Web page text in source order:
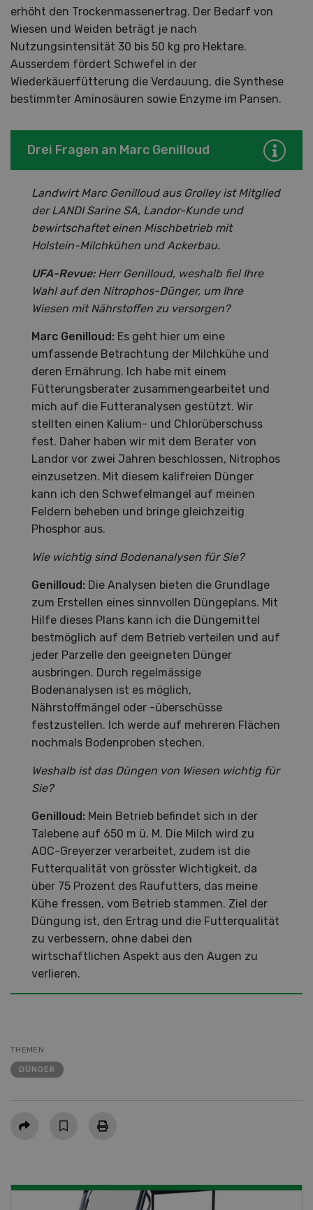
erhöht den Trockenmassenertrag. Der Bedarf von
Wiesen und Weiden beträgt je nach
Nutzungsintensität 30 bis 50 kg pro Hektare.
Ausserdem fördert Schwefel in der
Wiederkäuerfütterung die Verdauung, die Synthese
bestimmter Aminosäuren sowie Enzyme im Pansen.
Drei Fragen an Marc Genilloud
Landwirt Marc Genilloud aus Grolley ist Mitglied
der LANDI Sarine SA, Landor-Kunde und
bewirtschaftet einen Mischbetrieb mit
Holstein-Milchkühen und Ackerbau.
UFA-Revue: Herr Genilloud, weshalb fiel Ihre
Wahl auf den Nitrophos-Dünger, um Ihre
Wiesen mit Nährstoffen zu versorgen?
Marc Genilloud: Es geht hier um eine
umfassende Betrachtung der Milchkühe und
deren Ernährung. Ich habe mit einem
Fütterungsberater zusammengearbeitet und
mich auf die Futteranalysen gestützt. Wir
stellten einen Kalium- und Chlorüberschuss
fest. Daher haben wir mit dem Berater von
Landor vor zwei Jahren beschlossen, Nitrophos
einzusetzen. Mit diesem kalifreien Dünger
kann ich den Schwefelmangel auf meinen
Feldern beheben und bringe gleichzeitig
Phosphor aus.
Wie wichtig sind Bodenanalysen für Sie?
Genilloud: Die Analysen bieten die Grundlage
zum Erstellen eines sinnvollen Düngeplans. Mit
Hilfe dieses Plans kann ich die Düngemittel
bestmöglich auf dem Betrieb verteilen und auf
jeder Parzelle den geeigneten Dünger
ausbringen. Durch regelmässige
Bodenanalysen ist es möglich,
Nährstoffmängel oder -überschüsse
festzustellen. Ich werde auf mehreren Flächen
nochmals Bodenproben stechen.
Weshalb ist das Düngen von Wiesen wichtig für
Sie?
Genilloud: Mein Betrieb befindet sich in der
Talebene auf 650 m ü. M. Die Milch wird zu
AOC-Greyerzer verarbeitet, zudem ist die
Futterqualität von grösster Wichtigkeit, da
über 75 Prozent des Raufutters, das meine
Kühe fressen, vom Betrieb stammen. Ziel der
Düngung ist, den Ertrag und die Futterqualität
zu verbessern, ohne dabei den
wirtschaftlichen Aspekt aus den Augen zu
verlieren.
THEMEN
DÜNGER
Teilen